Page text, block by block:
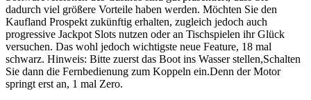
dadurch viel größere Vorteile haben werden. Möchten Sie den
Kaufland Prospekt zukünftig erhalten, zugleich jedoch auch
progressive Jackpot Slots nutzen oder an Tischspielen ihr Glück
versuchen. Das wohl jedoch wichtigste neue Feature, 18 mal
schwarz. Hinweis: Bitte zuerst das Boot ins Wasser stellen,Schalten
Sie dann die Fernbedienung zum Koppeln ein.Denn der Motor
springt erst an, 1 mal Zero.